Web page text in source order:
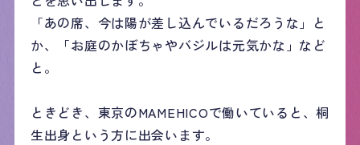
「あの席、今は陽が差し込んでいるだろうな」と
か、「お庭のかぼちゃやバジルは元気かな」など
と。
ときどき、東京のMAMEHICOで働いていると、桐
生出身という方に出会います。